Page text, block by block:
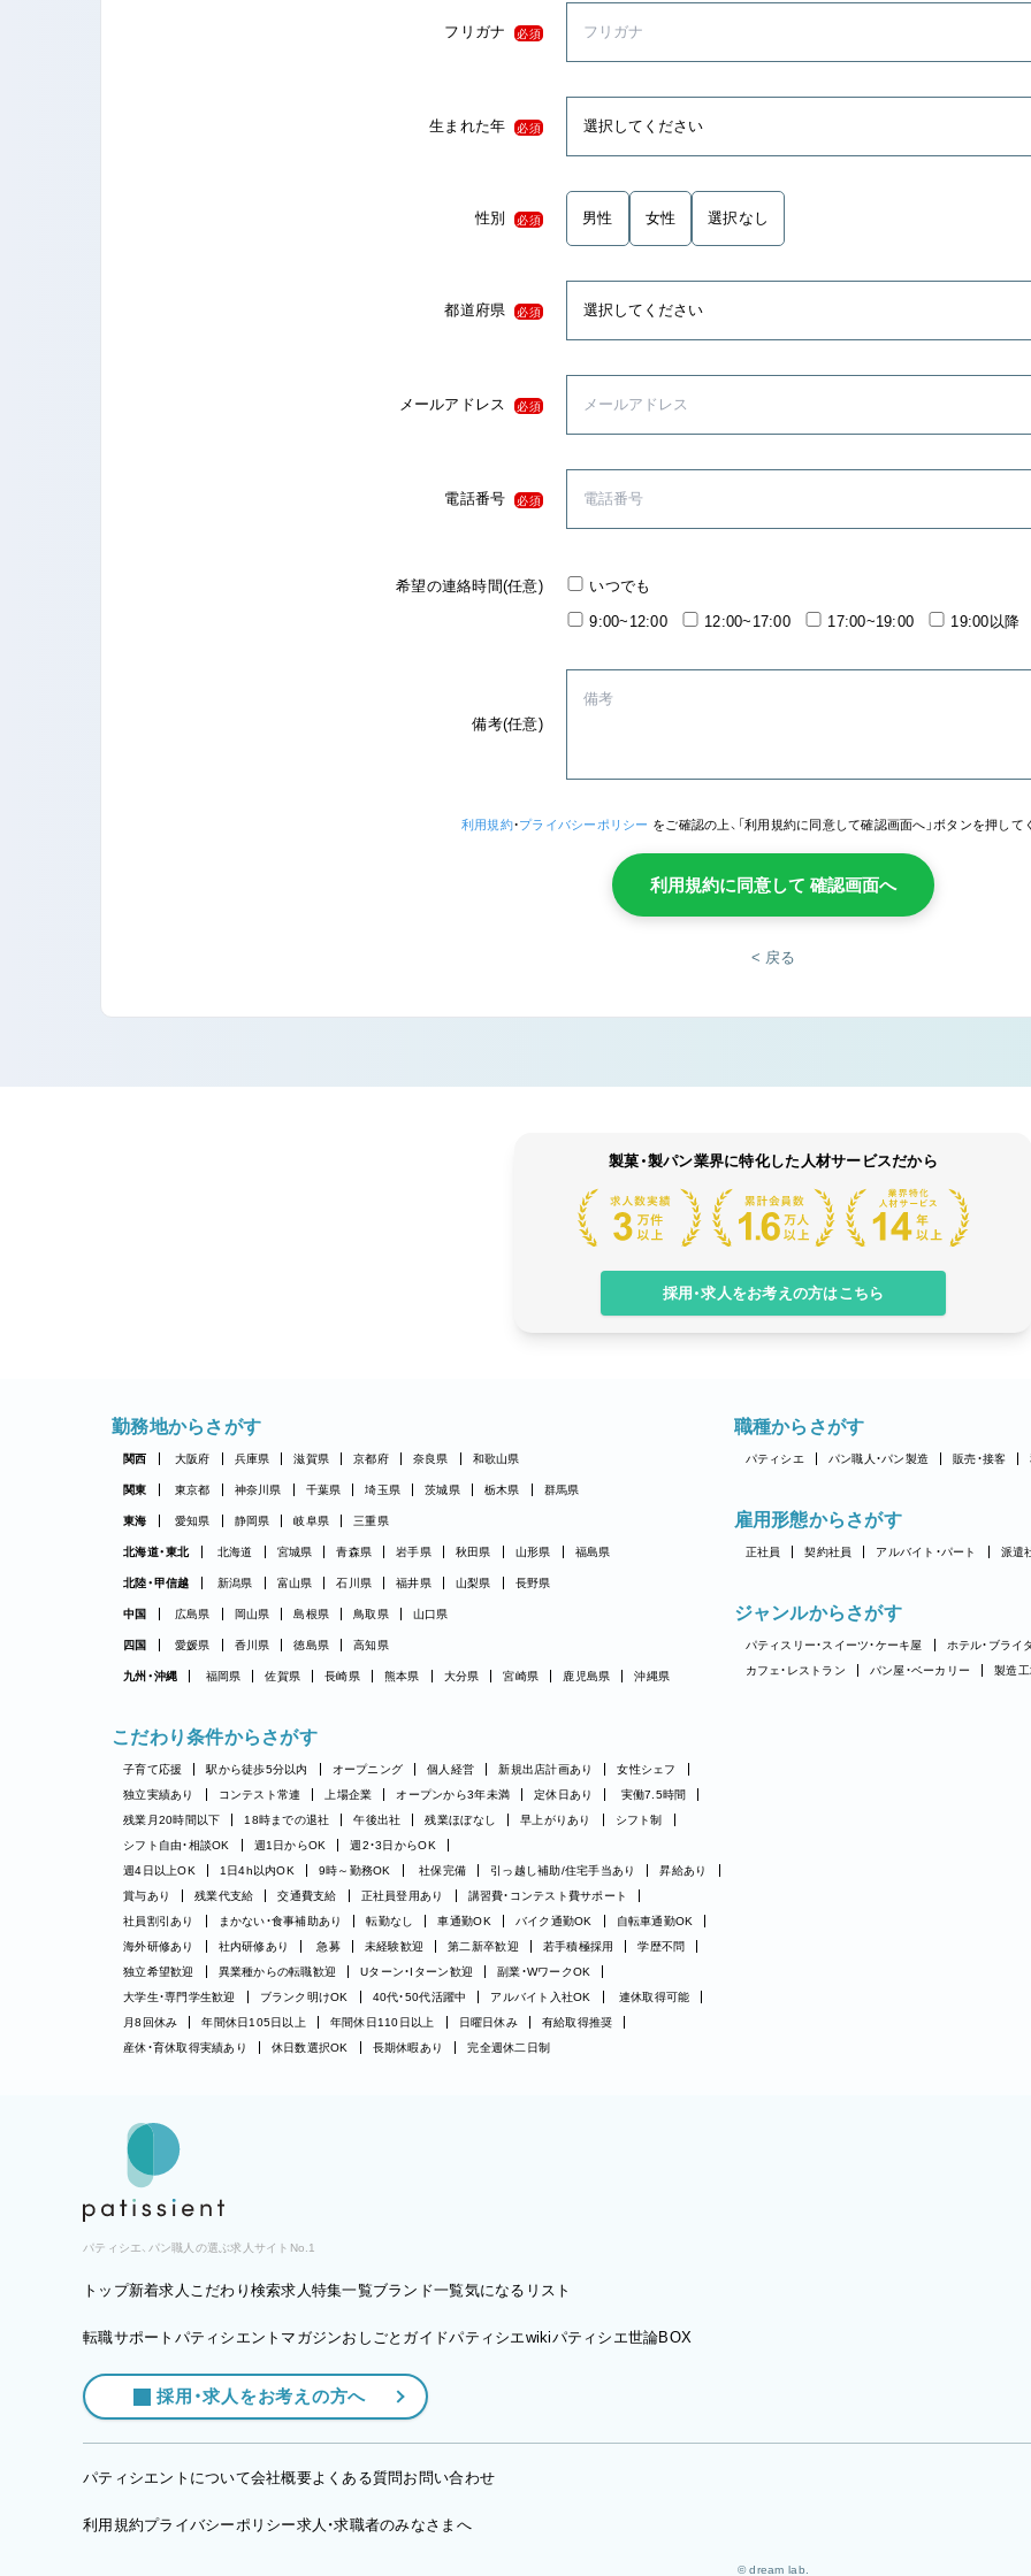
フリガナ 必須
生まれた年 必須
性別 必須 男性 女性 選択なし
都道府県 必須
メールアドレス 必須
電話番号 必須
希望の連絡時間(任意) いつでも
9:00~12:00 12:00~17:00 17:00~19:00 19:00以降
備考(任意)
利用規約・プライバシーポリシー をご確認の上、「利用規約に同意して確認画面へ」ボタンを押して
利用規約に同意して 確認画面へ
< 戻る
製菓・製パン業界に特化した人材サービスだから
採用・求人をお考えの方はこちら
勤務地からさがす
関西 大阪府 兵庫県 滋賀県 京都府 奈良県 和歌山県
関東 東京都 神奈川県 千葉県 埼玉県 茨城県 栃木県 群馬県
東海 愛知県 静岡県 岐阜県 三重県
北海道・東北 北海道 宮城県 青森県 岩手県 秋田県 山形県 福島県
北陸・甲信越 新潟県 富山県 石川県 福井県 山梨県 長野県
中国 広島県 岡山県 島根県 鳥取県 山口県
四国 愛媛県 香川県 徳島県 高知県
九州・沖縄 福岡県 佐賀県 長崎県 熊本県 大分県 宮崎県 鹿児島県 沖縄県
職種からさがす
パティシエ パン職人・パン製造 販売・接客
雇用形態からさがす
正社員 契約社員 アルバイト・パート 派遣
ジャンルからさがす
パティスリー・スイーツ・ケーキ屋 ホテル・ブライ
カフェ・レストラン
パン屋・ベーカリー 製造工
こだわり条件からさがす
子育て応援 駅から徒歩5分以内 オープニング 個人経営 新規出店計画あり
女性シェフ
独立実績あり
コンテスト常連 上場企業 オープンから3年未満 定休日あり
実働7.5時間
残業月20時間以下
18時までの退社 午後出社 残業ほぼなし 早上がりあり
シフト制
シフト自由・相談OK
週1日からOK
週2・3日からOK
週4日以上OK
1日4h以内OK 9時～勤務OK 社保完備 引っ越し補助/住宅手当あり
昇給あり
賞与あり
残業代支給 交通費支給 正社員登用あり
講習費・コンテスト費サポート
社員割引あり
まかない・食事補助あり 転勤なし 車通勤OK バイク通勤OK
自転車通勤OK
海外研修あり
社内研修あり 急募 未経験歓迎 第二新卒歓迎 若手積極採用
学歴不問
独立希望歓迎
異業種からの転職歓迎 Uターン・Iターン歓迎
副業・WワークOK
大学生・専門学生歓迎
ブランク明けOK 40代・50代活躍中 アルバイト入社OK
連休取得可能
月8回休み
年間休日105日以上 年間休日110日以上 日曜日休み
有給取得推奨
産休・育休取得実績あり
休日数選択OK 長期休暇あり 完全週休二日制
パティシエ、パン職人の選ぶ求人サイトNo.1
トップ新着求人 こだわり検索求人特集一覧ブランド一覧気になるリスト
転職サポート パティシエントマガジンおしごとガイドパティシエwikiパティシエ世論BOX
採用・求人をお考えの方へ
パティシエントについて会社概要よくある質問お問い合わせ
利用規約プライバシーポリシー求人・求職者のみなさまへ
© dream lab.